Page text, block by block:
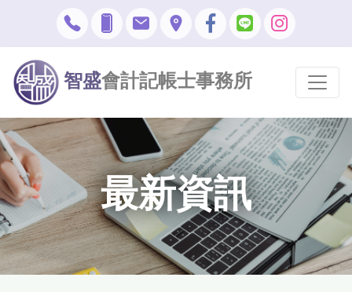
智盛會計記帳士事務所
最新資訊